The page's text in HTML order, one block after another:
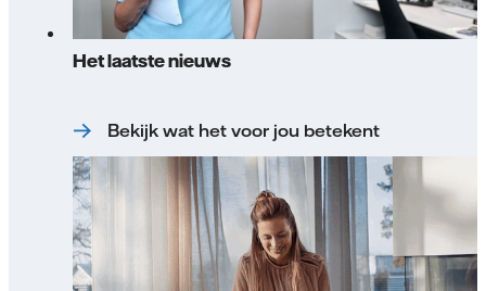
Het laatste nieuws
Bekijk wat het voor jou betekent